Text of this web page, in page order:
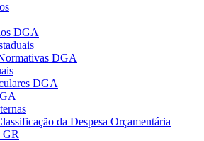
DGA
DGA
DGA
da Despesa Orçamentária
GR